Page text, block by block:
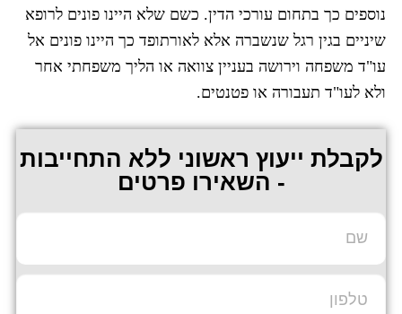
נוספים כך בתחום עורכי הדין. כשם שלא היינו פונים לרופא
שיניים בגין רגל שנשברה אלא לאורתופד כך היינו פונים אל
עו"ד משפחה וירושה בעניין צוואה או הליך משפחתי אחר
ולא לעו"ד תעבורה או פטנטים.
לקבלת ייעוץ ראשוני ללא התחייבות
- השאירו פרטים